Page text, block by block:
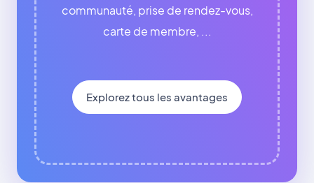
communauté, prise de rendez-vous,
carte de membre, ...
Explorez tous les avantages